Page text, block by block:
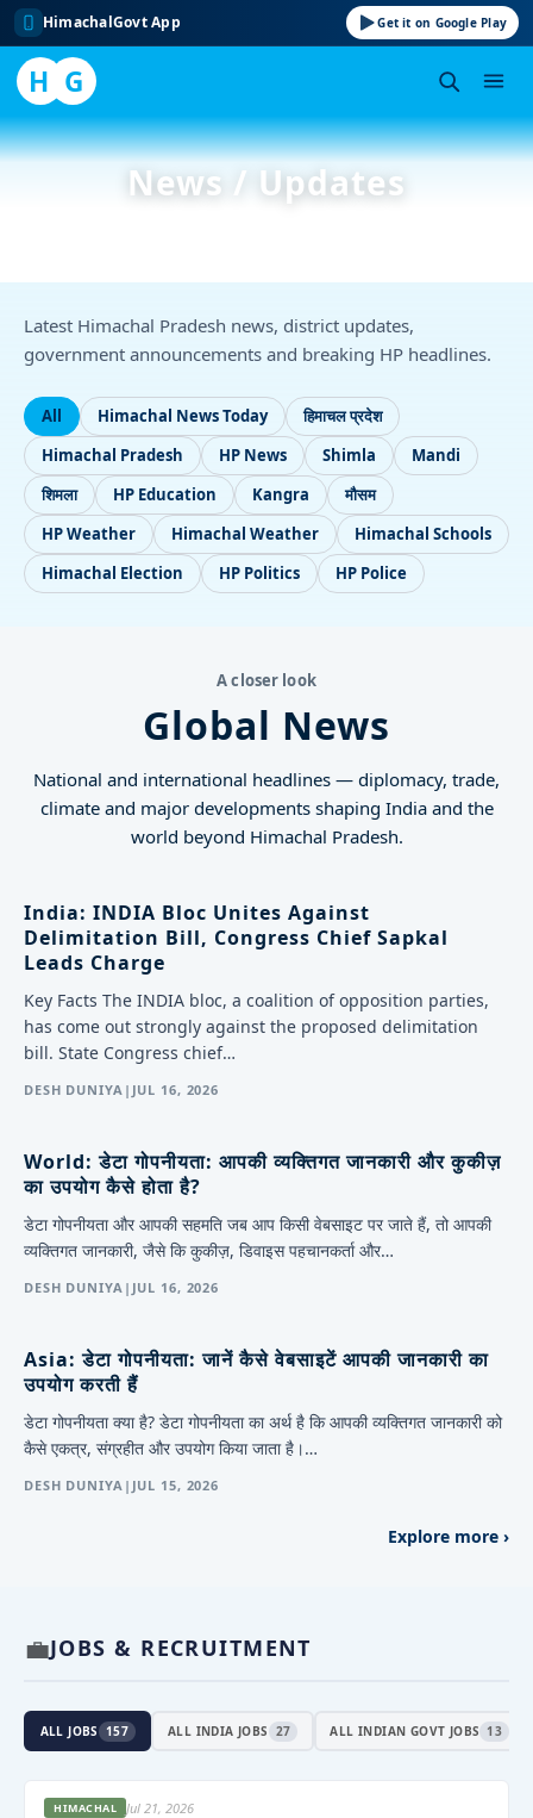
HimachalGovt App Get it on Google Play
H G
Skip
to
News / Updates
Latest Himachal Pradesh news, district updates,
government announcements and breaking HP headlines.
All Himachal News Today
हिमाचल प्रदेश
Himachal Pradesh
HP News Shimla
Mandi
शिमला
HP Education Kangra
मौसम
HP Weather
Himachal Weather
Himachal Schools
Himachal Election
HP Politics HP Police
A closer look
Global News
National and international headlines — diplomacy, trade,
climate and major developments shaping India and the
world beyond Himachal Pradesh.
India: INDIA Bloc Unites Against
Delimitation Bill, Congress Chief Sapkal
Leads Charge
Key Facts The INDIA bloc, a coalition of opposition parties,
has come out strongly against the proposed delimitation
bill. State Congress chief…
DESH DUNIYA | JUL 16, 2026
World: डेटा गोपनीयता: आपकी व्यक्तिगत जानकारी और कुकीज़
का उपयोग कैसे होता है?
डेटा गोपनीयता और आपकी सहमति जब आप किसी वेबसाइट पर जाते हैं, तो आपकी
व्यक्तिगत जानकारी, जैसे कि कुकीज़, डिवाइस पहचानकर्ता और…
DESH DUNIYA | JUL 16, 2026
Asia: डेटा गोपनीयता: जानें कैसे वेबसाइटें आपकी जानकारी का
उपयोग करती हैं
डेटा गोपनीयता क्या है? डेटा गोपनीयता का अर्थ है कि आपकी व्यक्तिगत जानकारी को
कैसे एकत्र, संग्रहीत और उपयोग किया जाता है।…
DESH DUNIYA | JUL 15, 2026
Explore more ›
💼JOBS & RECRUITMENT
ALL JOBS 157 ALL INDIA JOBS 27 ALL INDIAN GOVT JOBS 13
HIMACHAL Jul 21, 2026